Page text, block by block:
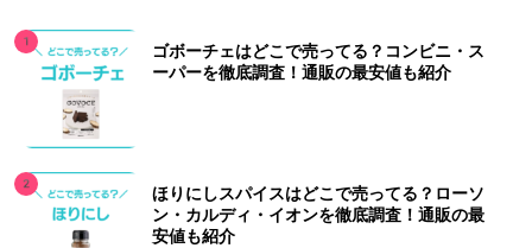
ゴボーチェはどこで売ってる？コンビニ・ス
ーパーを徹底調査！通販の最安値も紹介
ほりにしスパイスはどこで売ってる？ローソ
ン・カルディ・イオンを徹底調査！通販の最
安値も紹介